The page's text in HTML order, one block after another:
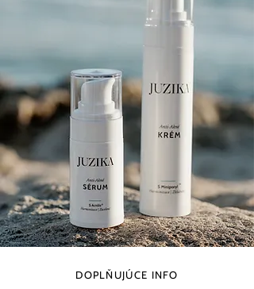
DOPLŇUJÚCE INFO